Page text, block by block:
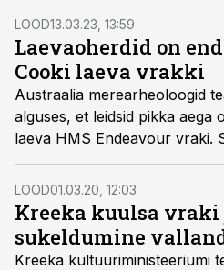
LOOD13.03.23, 13:59
Laevaoherdid on
Cooki laeva vrakki
Austraalia merearheoloogid
alguses, et leidsid pikka aega
laeva HMS Endeavour vraki.
on kuulsat laeva ära
Shipway täheldas seda
juurde sukeldus.
LOOD01.03.20, 12:03
Kreeka kuulsa vraki
sukeldumine
Kreeka kultuuriministeeriumi